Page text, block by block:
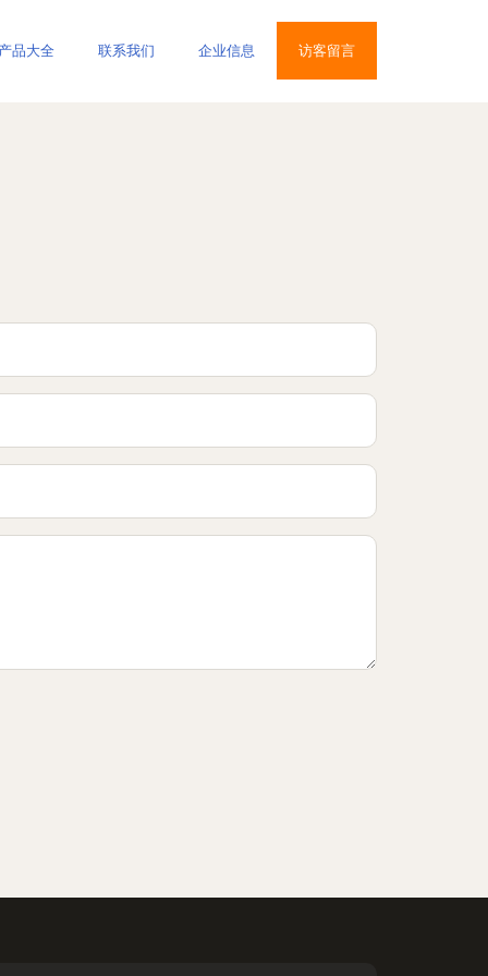
产品大全 联系我们 企业信息 访客留言